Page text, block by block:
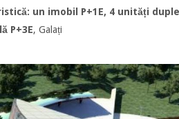
un imobil P+1E, 4 unități
P+3E, Galați